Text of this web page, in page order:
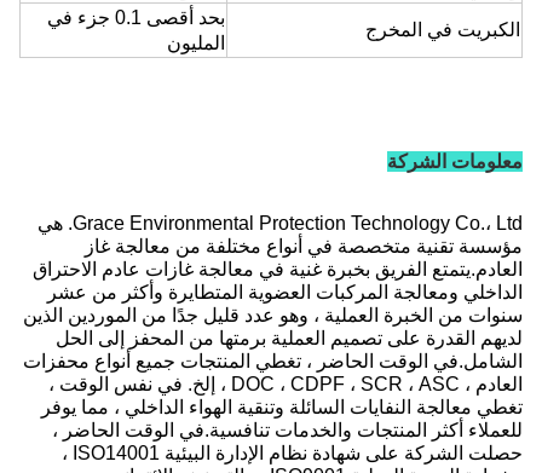
الكبريت في المخرج
بحد أقصى 0.1 جزء في
المليون
معلومات الشركة
Grace Environmental Protection Technology Co.، Ltd. هي
مؤسسة تقنية متخصصة في أنواع مختلفة من معالجة غاز
العادم.يتمتع الفريق بخبرة غنية في معالجة غازات عادم الاحتراق
الداخلي ومعالجة المركبات العضوية المتطايرة وأكثر من عشر
سنوات من الخبرة العملية ، وهو عدد قليل جدًا من الموردين الذين
لديهم القدرة على تصميم العملية برمتها من المحفز إلى الحل
الشامل.في الوقت الحاضر ، تغطي المنتجات جميع أنواع محفزات
العادم ، DOC ، CDPF ، SCR ، ASC ، إلخ. في نفس الوقت ،
تغطي معالجة النفايات السائلة وتنقية الهواء الداخلي ، مما يوفر
للعملاء أكثر المنتجات والخدمات تنافسية.في الوقت الحاضر ،
حصلت الشركة على شهادة نظام الإدارة البيئية ISO14001 ،